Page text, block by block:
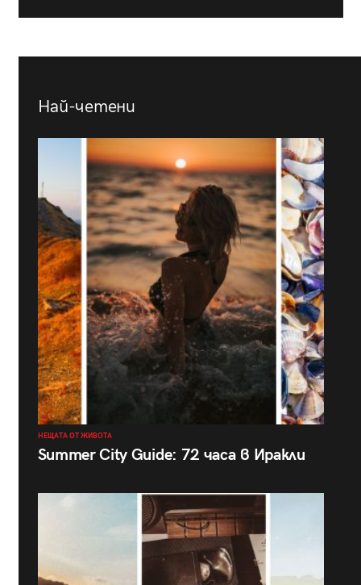
Най-четени
НЕЩАТА ОТ ЖИВОТА
Summer City Guide: 72 часа в Иракли